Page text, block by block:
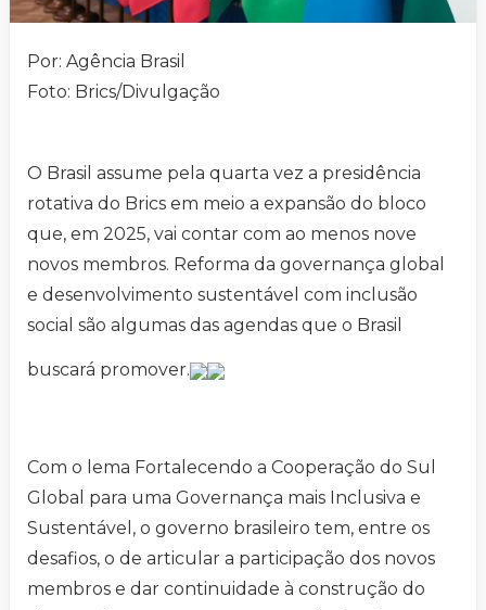
Por: Agência Brasil
Foto: Brics/Divulgação
O Brasil assume pela quarta vez a presidência
rotativa do Brics em meio a expansão do bloco
que, em 2025, vai contar com ao menos nove
novos membros. Reforma da governança global
e desenvolvimento sustentável com inclusão
social são algumas das agendas que o Brasil
buscará promover.
Com o lema Fortalecendo a Cooperação do Sul
Global para uma Governança mais Inclusiva e
Sustentável, o governo brasileiro tem, entre os
desafios, o de articular a participação dos novos
membros e dar continuidade à construção do